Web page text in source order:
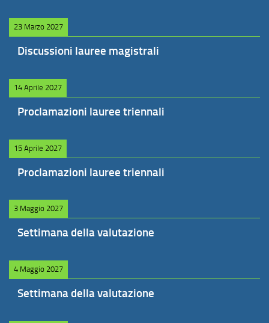
23 Marzo 2027
Discussioni lauree magistrali
14 Aprile 2027
Proclamazioni lauree triennali
15 Aprile 2027
Proclamazioni lauree triennali
3 Maggio 2027
Settimana della valutazione
4 Maggio 2027
Settimana della valutazione